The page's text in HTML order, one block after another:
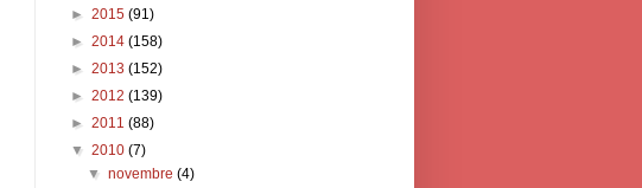
► 2015 (91)
► 2014 (158)
► 2013 (152)
► 2012 (139)
► 2011 (88)
▼ 2010 (7)
▼novembre(4)